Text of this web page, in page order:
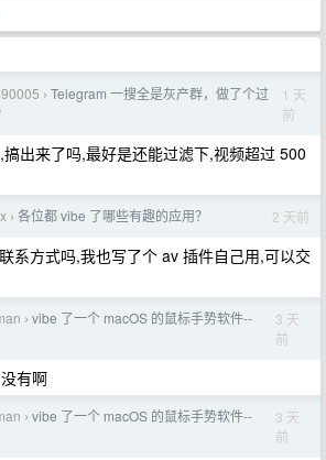
› Telegram 一搜全是灰产群，做了个过
1 天
前
出来了吗,最好是还能过滤下,视频超过 500
› 各位都 vibe 了哪些有趣的应用？ 2 天前
系方式吗,我也写了个 av 插件自己用,可以交
› vibe 了一个 macOS 的鼠标手势软件--
3 天
前
有啊
› vibe 了一个 macOS 的鼠标手势软件--
3 天
前